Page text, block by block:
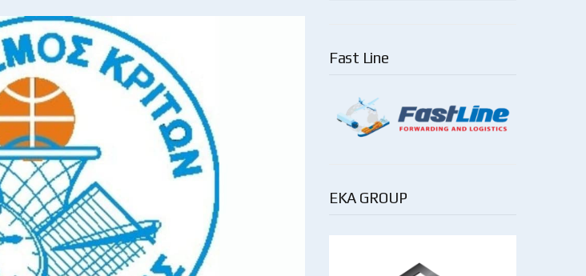
Fast Line
EKA GROUP